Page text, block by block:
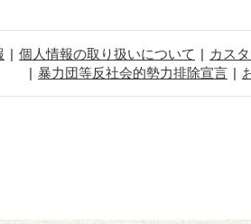
個人情報の取り扱いについて カス
暴力団等反社会的勢力排除宣言